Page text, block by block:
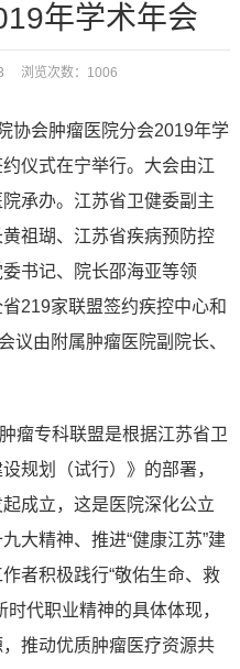
年学术年会
浏览次数： 1006
会肿瘤医院分会2019年学
仪式在宁举行。大会由江
承办。江苏省卫健委副主
祖瑚、江苏省疾病预防控
书记、院长邵海亚等领
219家联盟签约疾控中心和
议由附属肿瘤医院副院长、
专科联盟是根据江苏省卫
规划（试行）》的部署，
成立，这是医院深化公立
大精神、推进“健康江苏”建
者积极践行“敬佑生命、救
代职业精神的具体体现，
推动优质肿瘤医疗资源共